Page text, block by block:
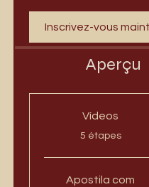
Inscrivez-vous
Aperçu
Vídeos
.
5 étapes
Apostila com